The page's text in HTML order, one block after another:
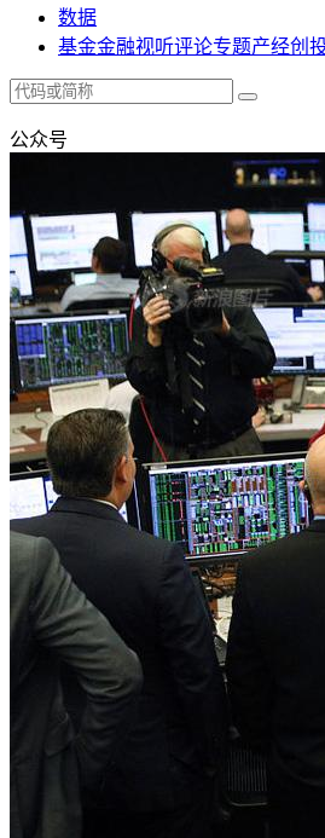
数据
基金金融视听评论专题产经创
公众号